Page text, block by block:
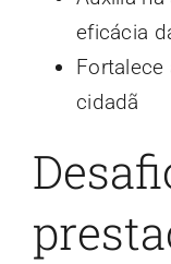
eficácia
cidadã